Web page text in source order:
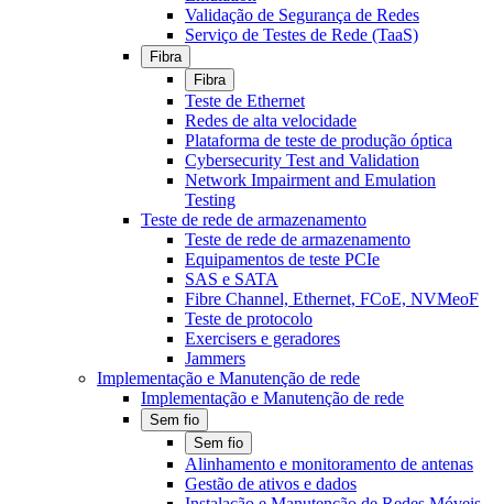
Validação de Segurança de Redes
Serviço de Testes de Rede (TaaS)
Fibra
Fibra
Teste de Ethernet
Redes de alta velocidade
Plataforma de teste de produção óptica
Cybersecurity Test and Validation
Network Impairment and Emulation
Testing
Teste de rede de armazenamento
Teste de rede de armazenamento
Equipamentos de teste PCIe
SAS e SATA
Fibre Channel, Ethernet, FCoE, NVMeoF
Teste de protocolo
Exercisers e geradores
Jammers
Implementação e Manutenção de rede
Implementação e Manutenção de rede
Sem fio
Sem fio
Alinhamento e monitoramento de antenas
Gestão de ativos e dados